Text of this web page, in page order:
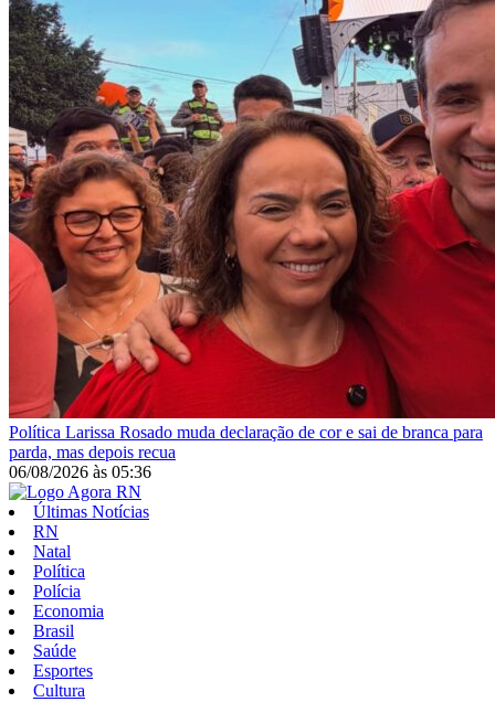
Política Larissa Rosado muda declaração de cor e sai de branca para
parda, mas depois recua
06/08/2026 às 05:36
Últimas Notícias
RN
Natal
Política
Polícia
Economia
Brasil
Saúde
Esportes
Cultura